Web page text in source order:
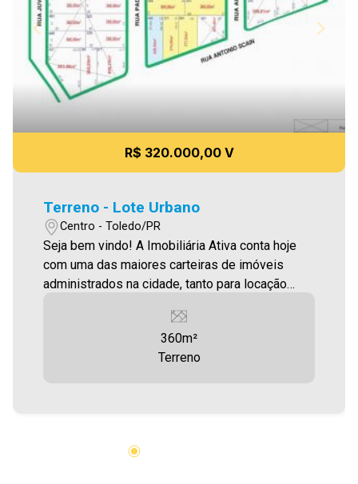
R$ 320.000,00 V
Terreno - Lote Urbano
Centro - Toledo/PR
Seja bem vindo! A Imobiliária Ativa conta hoje
com uma das maiores carteiras de imóveis
administrados na cidade, tanto para locação
de encontrar o seu novo lar É AGORA! Imobiliária
360m²
Terreno